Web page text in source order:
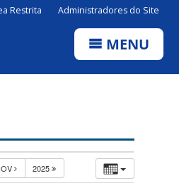
Restrita Administradores do Site
MENU
2025